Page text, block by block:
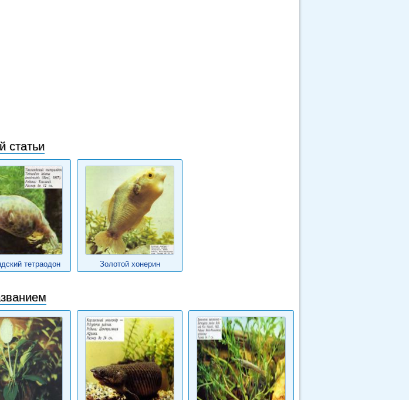
статьи
тетраодон Золотой хонерин